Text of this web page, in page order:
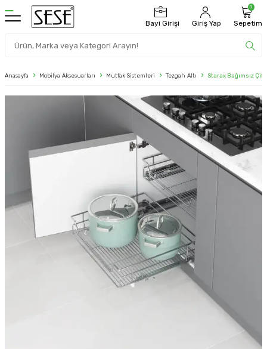
Bayi Girişi Giriş Yap
0
Sepetim
Anasayfa Mobilya Aksesuarları Mutfak Sistemleri Tezgah Altı Starax Bağımsız